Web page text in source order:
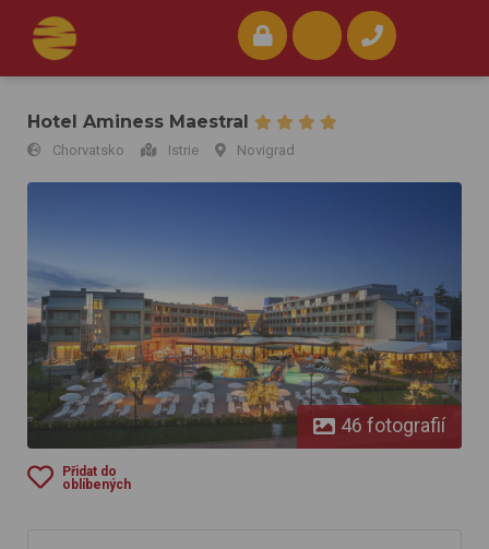
Hotel Aminess Maestral
Chorvatsko Istrie Novigrad
46 fotografií
Přidat do
oblíbených